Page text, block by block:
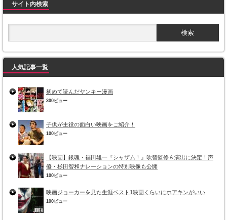
サイト内検索
人気記事一覧
初めて読んだヤンキー漫画
300ビュー
子供が主役の面白い映画をご紹介！
100ビュー
【映画】銀魂・福田雄一『シャザム！』吹替監修＆演出に決定！声
優・杉田智和ナレーションの特別映像も公開
100ビュー
映画ジョーカーを見た生涯ベスト1映画くらいにホアキンがいい
100ビュー